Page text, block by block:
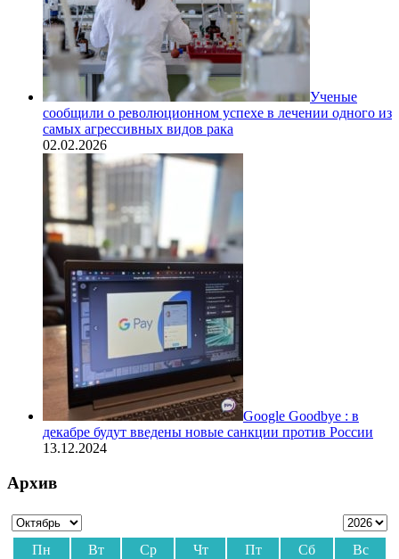
Ученые
сообщили о революционном успехе в лечении одного из
самых агрессивных видов рака
02.02.2026
Google Goodbye : в
декабре будут введены новые санкции против России
13.12.2024
Архив
Пн Вт Ср Чт Пт Сб
Вс